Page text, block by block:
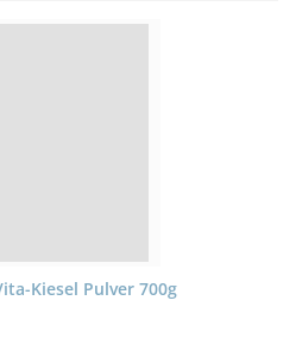
Kiesel Pulver 700g